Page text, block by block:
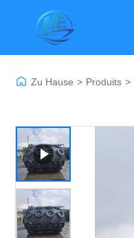
Zu Hause > Produits >